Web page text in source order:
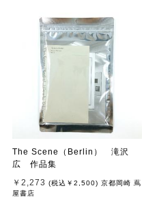
The Scene（Berlin） 滝沢
広 作品集
￥2,273 (税込 ￥2,500) 京都岡崎 蔦
屋書店